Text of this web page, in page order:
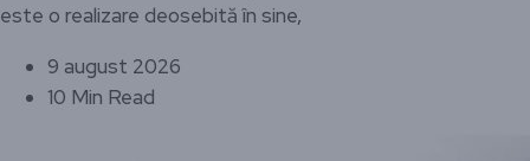
este o realizare deosebită în sine,
9 august 2026
10 Min Read